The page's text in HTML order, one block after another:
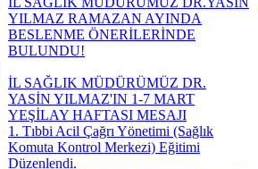
YILMAZ RAMAZAN AYINDA
BESLENME ÖNERİLERİNDE
BULUNDU!
İL SAĞLIK MÜDÜRÜMÜZ DR.
YASİN YILMAZ'IN 1-7 MART
YEŞİLAY HAFTASI MESAJI
1. Tıbbi Acil Çağrı Yönetimi (Sağlık
Komuta Kontrol Merkezi) Eğitimi
Düzenlendi.